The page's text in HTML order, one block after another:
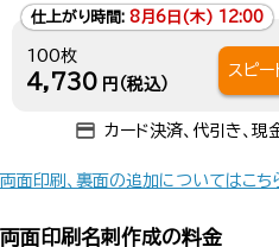
仕上がり時間: 8月6日(木) 12:00
100枚
4,730 円（税込）
スピ
カード決済、代引き、現
両面印刷、裏面の追加についてはこち
両面印刷名刺作成の料金